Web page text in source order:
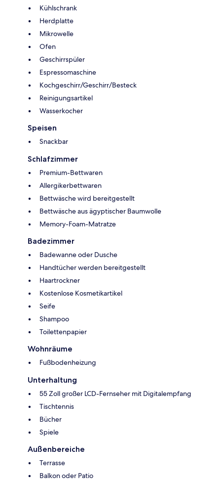
Kühlschrank
Herdplatte
Mikrowelle
Ofen
Geschirrspüler
Espressomaschine
Kochgeschirr/Geschirr/Besteck
Reinigungsartikel
Wasserkocher
Speisen
Snackbar
Schlafzimmer
Premium-Bettwaren
Allergikerbettwaren
Bettwäsche wird bereitgestellt
Bettwäsche aus ägyptischer Baumwolle
Memory-Foam-Matratze
Badezimmer
Badewanne oder Dusche
Handtücher werden bereitgestellt
Haartrockner
Kostenlose Kosmetikartikel
Seife
Shampoo
Toilettenpapier
Wohnräume
Fußbodenheizung
Unterhaltung
55 Zoll großer LCD-Fernseher mit Digitalempfang
Tischtennis
Bücher
Spiele
Außenbereiche
Terrasse
Balkon oder Patio